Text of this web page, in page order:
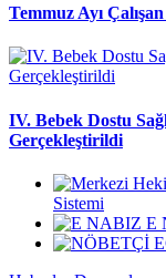
Temmuz Ayı
IV. Bebek Dostu
Gerçekleştirildi
Sistemi
E